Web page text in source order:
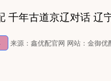
千年古道京辽对话 辽
来源：鑫优配官网 网站：金御优